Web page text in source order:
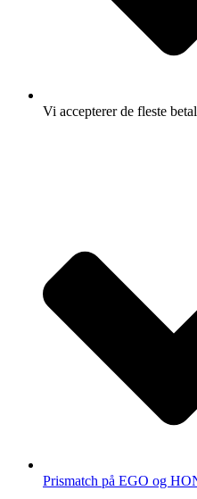
Vi accepterer de fleste
Prismatch på EGO og